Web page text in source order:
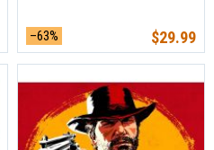
–63% $29.99